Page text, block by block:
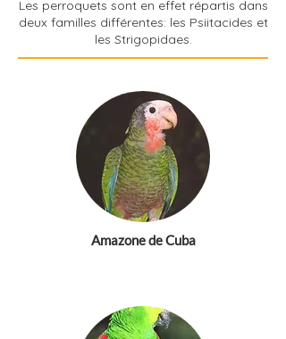
Les perroquets sont en effet répartis dans
deux familles différentes: les Psiitacides et
les Strigopidaes.
Amazone de Cuba